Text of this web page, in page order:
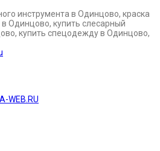
инструмента в Одинцово, краска
Одинцово, купить слесарный
купить спецодежду в Одинцово,
WEB.RU